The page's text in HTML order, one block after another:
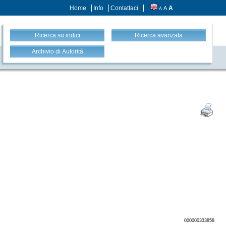
Home Info Contattaci A A A
Ricerca su indici Ricerca avanzata
Archivio di Autorità